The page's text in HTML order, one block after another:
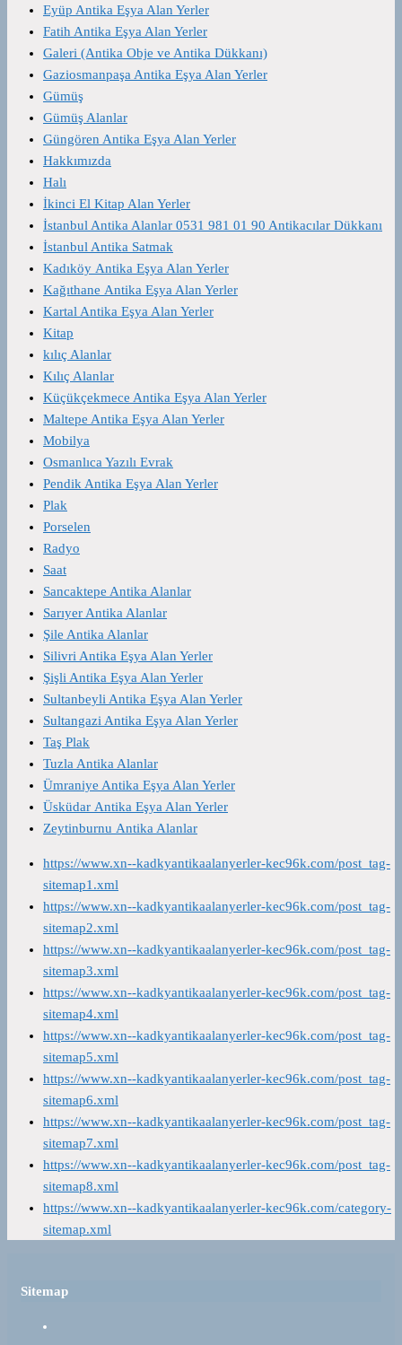
Eyüp Antika Eşya Alan Yerler
Fatih Antika Eşya Alan Yerler
Galeri (Antika Obje ve Antika Dükkanı)
Gaziosmanpaşa Antika Eşya Alan Yerler
Gümüş
Gümüş Alanlar
Güngören Antika Eşya Alan Yerler
Hakkımızda
Halı
İkinci El Kitap Alan Yerler
İstanbul Antika Alanlar 0531 981 01 90 Antikacılar Dükkanı
İstanbul Antika Satmak
Kadıköy Antika Eşya Alan Yerler
Kağıthane Antika Eşya Alan Yerler
Kartal Antika Eşya Alan Yerler
Kitap
kılıç Alanlar
Kılıç Alanlar
Küçükçekmece Antika Eşya Alan Yerler
Maltepe Antika Eşya Alan Yerler
Mobilya
Osmanlıca Yazılı Evrak
Pendik Antika Eşya Alan Yerler
Plak
Porselen
Radyo
Saat
Sancaktepe Antika Alanlar
Sarıyer Antika Alanlar
Şile Antika Alanlar
Silivri Antika Eşya Alan Yerler
Şişli Antika Eşya Alan Yerler
Sultanbeyli Antika Eşya Alan Yerler
Sultangazi Antika Eşya Alan Yerler
Taş Plak
Tuzla Antika Alanlar
Ümraniye Antika Eşya Alan Yerler
Üsküdar Antika Eşya Alan Yerler
Zeytinburnu Antika Alanlar
https://www.xn--kadkyantikaalanyerler-kec96k.com/post_tag-
sitemap1.xml
https://www.xn--kadkyantikaalanyerler-kec96k.com/post_tag-
sitemap2.xml
https://www.xn--kadkyantikaalanyerler-kec96k.com/post_tag-
sitemap3.xml
https://www.xn--kadkyantikaalanyerler-kec96k.com/post_tag-
sitemap4.xml
https://www.xn--kadkyantikaalanyerler-kec96k.com/post_tag-
sitemap5.xml
https://www.xn--kadkyantikaalanyerler-kec96k.com/post_tag-
sitemap6.xml
https://www.xn--kadkyantikaalanyerler-kec96k.com/post_tag-
sitemap7.xml
https://www.xn--kadkyantikaalanyerler-kec96k.com/post_tag-
sitemap8.xml
https://www.xn--kadkyantikaalanyerler-kec96k.com/category-
sitemap.xml
Sitemap